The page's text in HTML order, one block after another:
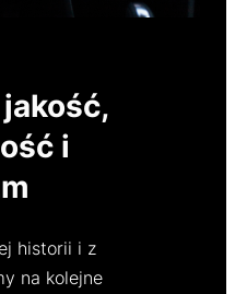
i
historii i z
na kolejne